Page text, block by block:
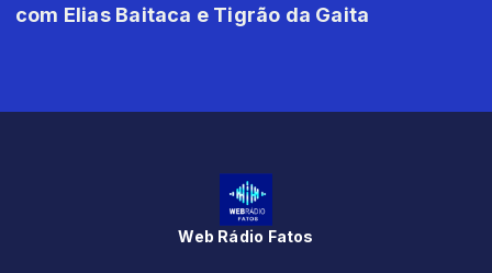
com Elias Baitaca e Tigrão da Gaita
Web Rádio Fatos